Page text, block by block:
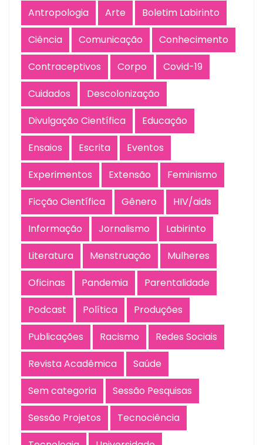
Antropologia Arte
Boletim Labirinto
Ciência
Comunicação
Conhecimento
Contraceptivos
Corpo
Covid-19
Cuidados
Descolonização
Divulgação Científica
Educação
Ensaios
Escrita
Eventos
Experimentos
Extensão
Feminismo
Ficção Científica
Gênero
HIV/aids
Informação
Jornalismo
Labirinto
Literatura
Menstruação
Mulheres
Oficinas
Pandemia
Parentalidade
Podcast
Política
Produções
Publicações
Racismo
Redes Sociais
Revista Acadêmica
Saúde
Sem categoria
Sessão Pesquisas
Sessão Projetos
Tecnociência